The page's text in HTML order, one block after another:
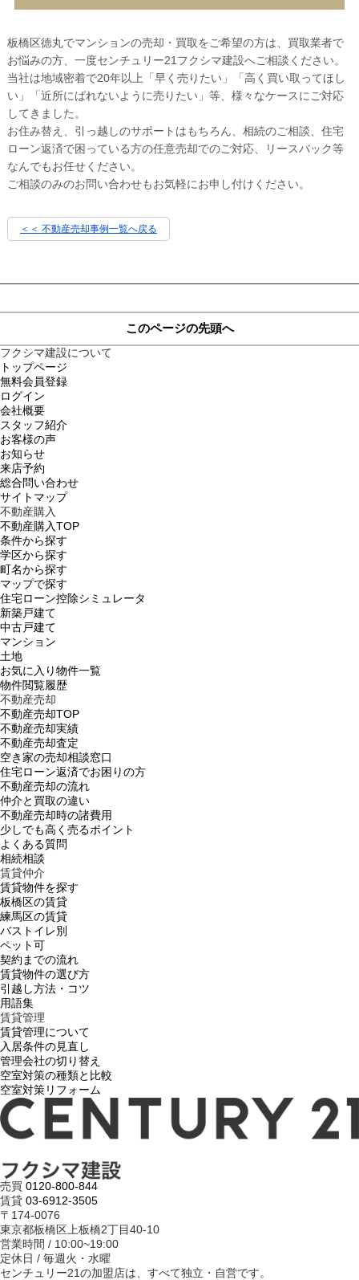
板橋区徳丸でマンションの売却・買取をご希望の方は、買取業者で
お悩みの方、一度センチュリー21フクシマ建設へご相談ください。
当社は地域密着で20年以上「早く売りたい」「高く買い取ってほし
い」「近所にばれないように売りたい」等、様々なケースにご対応
してきました。
お住み替え、引っ越しのサポートはもちろん、相続のご相談、住宅
ローン返済で困っている方の任意売却でのご対応、リースバック等
なんでもお任せください。
ご相談のみのお問い合わせもお気軽にお申し付けください。
＜＜ 不動産売却事例一覧へ戻る
このページの先頭へ
フクシマ建設について
トップページ
無料会員登録
ログイン
会社概要
スタッフ紹介
お客様の声
お知らせ
来店予約
総合問い合わせ
サイトマップ
不動産購入
不動産購入TOP
条件から探す
学区から探す
町名から探す
マップで探す
住宅ローン控除シミュレータ
新築戸建て
中古戸建て
マンション
土地
お気に入り物件一覧
物件閲覧履歴
不動産売却
不動産売却TOP
不動産売却実績
不動産売却査定
空き家の売却相談窓口
住宅ローン返済でお困りの方
不動産売却の流れ
仲介と買取の違い
不動産売却時の諸費用
少しでも高く売るポイント
よくある質問
相続相談
賃貸仲介
賃貸物件を探す
板橋区の賃貸
練馬区の賃貸
バストイレ別
ペット可
契約までの流れ
賃貸物件の選び方
引越し方法・コツ
用語集
賃貸管理
賃貸管理について
入居条件の見直し
管理会社の切り替え
空室対策の種類と比較
空室対策リフォーム
売買 0120-800-844
賃貸 03-6912-3505
〒174-0076
東京都板橋区上板橋2丁目40-10
営業時間 / 10:00~19:00
定休日 / 毎週火・水曜
センチュリー21の加盟店は、すべて独立・自営です。